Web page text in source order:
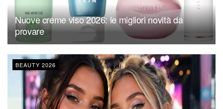
Nuove creme viso 2026: le migliori novità da
provare
BEAUTY 2026